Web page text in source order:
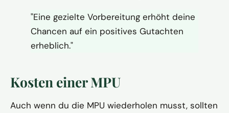
"Eine gezielte Vorbereitung erhöht deine
Chancen auf ein positives Gutachten
erheblich."
Kosten einer MPU
Auch wenn du die MPU wiederholen musst, sollten